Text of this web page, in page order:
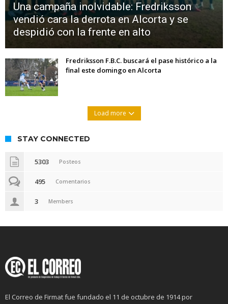
Una campaña inolvidable: Fredriksson
vendió cara la derrota en Alcorta y se
despidió con la frente en alto
Fredriksson F.B.C. buscará el pase histórico a la
final este domingo en Alcorta
Load more
STAY CONNECTED
5303 Posteos
495 Comentarios
3 Members
El Correo de Firmat fue fundado el 11 de octubre de 1914 por